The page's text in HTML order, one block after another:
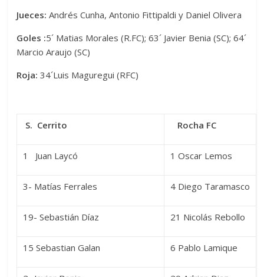
Jueces: Andrés Cunha, Antonio Fittipaldi y Daniel Olivera
Goles :5´ Matias Morales (R.FC); 63´ Javier Benia (SC); 64´
Marcio Araujo (SC)
Roja: 34´Luis Maguregui (RFC)
S. Cerrito Rocha FC
1 Juan Laycó 1 Oscar Lemos
3- Matías Ferrales 4 Diego Taramasco
19- Sebastián Díaz 21 Nicolás Rebollo
15 Sebastian Galan 6 Pablo Lamique